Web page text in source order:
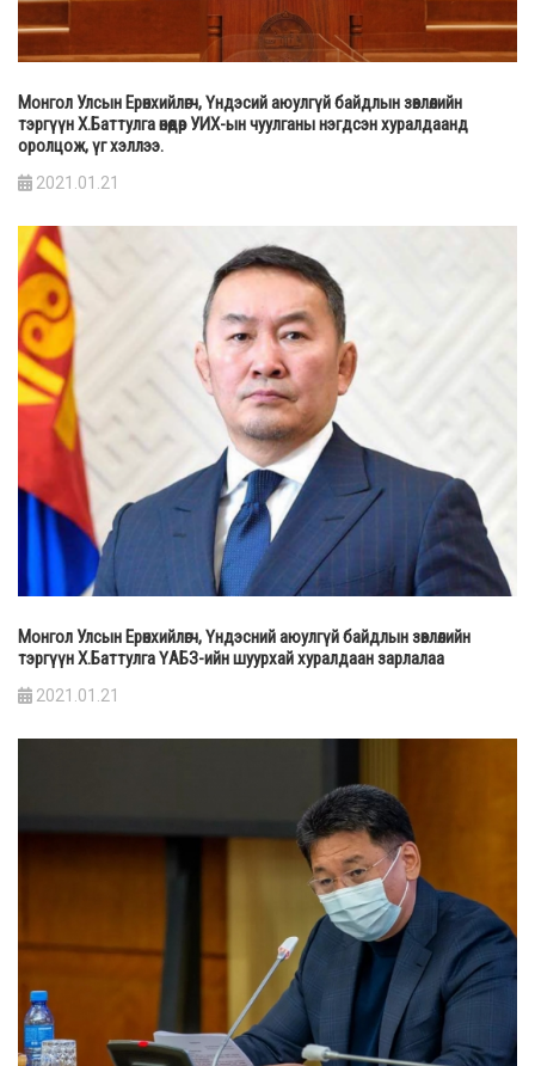
Монгол Улсын Ерөнхийлөгч, Үндэсий аюулгүй байдлын зөвлөлийн
тэргүүн Х.Баттулга өнөөдөр УИХ-ын чуулганы нэгдсэн хуралдаанд
оролцож, үг хэллээ.
2021.01.21
Монгол Улсын Ерөнхийлөгч, Үндэсний аюулгүй байдлын зөвлөлийн
тэргүүн Х.Баттулга ҮАБЗ-ийн шуурхай хуралдаан зарлалаа
2021.01.21